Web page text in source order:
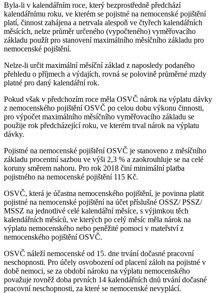
Byla-li v kalendářním roce, který bezprostředně předchází
kalendářnímu roku, ve kterém se pojistné na nemocenské pojištění
platí, činnost zahájena a netrvala alespoň ve čtyřech kalendářních
měsících, nelze průměr určeného (vypočteného) vyměřovacího
základu použít pro stanovení maximálního měsíčního základu pro
nemocenské pojištění.
Nelze-li určit maximální měsíční základ z naposledy podaného
přehledu o příjmech a výdajích, rovná se polovině průměrné mzdy
platné pro daný kalendářní rok.
Pokud však v předchozím roce měla OSVČ nárok na výplatu dávky
z nemocenského pojištění OSVČ po celou dobu výkonu činnosti,
pro výpočet maximálního měsíčního vyměřovacího základu se
použije rok předcházející roku, ve kterém trval nárok na výplatu
dávky.
Pojistné na nemocenské pojištění OSVČ je stanoveno z měsíčního
základu procentní sazbou ve výši 2,3 % a zaokrouhluje se na celé
koruny směrem nahoru. Pro rok 2018 činí minimální platba
pojistného na nemocenské pojištění 115 Kč.
OSVČ, která je účastna nemocenského pojištění, je povinna platit
pojistné na nemocenské pojištění na účet příslušné OSSZ/ PSSZ/
MSSZ na jednotlivé celé kalendářní měsíce, s výjimkou těch
kalendářních měsíců, ve kterých po celý měsíc měla nárok na
výplatu nemocenského nebo peněžité pomoci v mateřství z
nemocenského pojištění OSVČ.
OSVČ náleží nemocenské od 15. dne trvání dočasné pracovní
neschopnosti. Pro účely osvobození od placení záloh na pojistné v
době nemoci, se za období nároku na výplatu nemocenského
považuje rovněž doba prvních 14 kalendářních dnů trvání dočasné
pracovní neschopnosti, za které se nemocenské nevyplácí.